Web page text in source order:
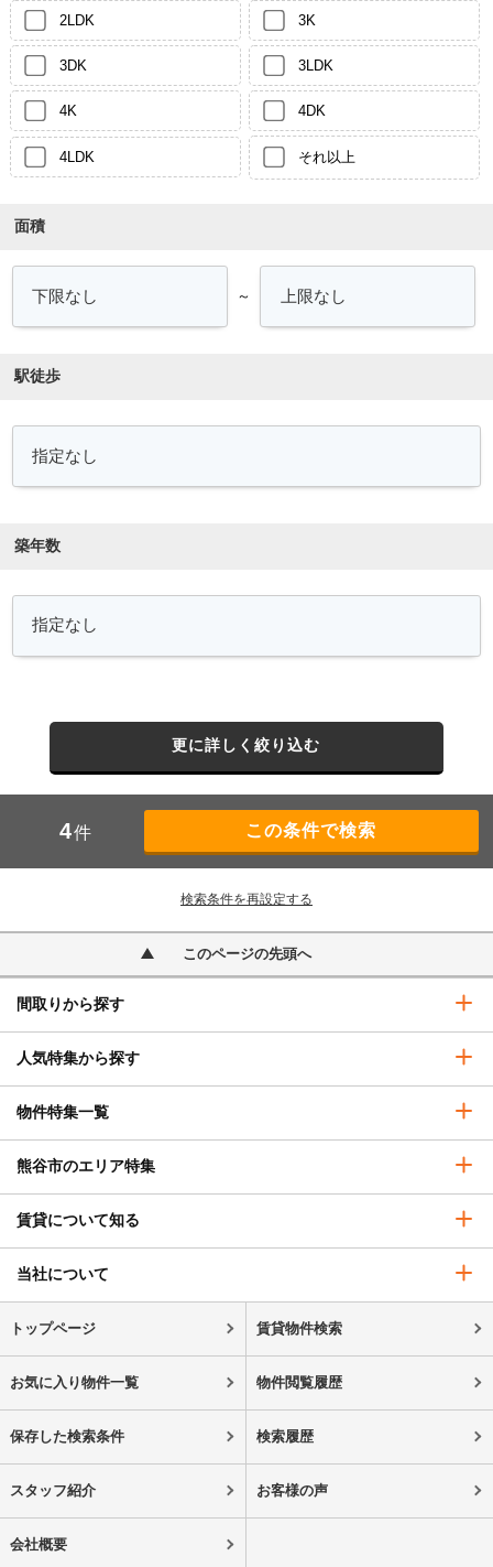
2LDK 3K
3DK 3LDK
4K 4DK
4LDK それ以上
面積
～
駅徒歩
築年数
更に詳しく絞り込む
4件
検索条件を再設定する
このページの先頭へ
間取りから探す
人気特集から探す
物件特集一覧
熊谷市のエリア特集
賃貸について知る
当社について
トップページ 賃貸物件検索
お気に入り物件一覧 物件閲覧履歴
保存した検索条件 検索履歴
スタッフ紹介 お客様の声
会社概要